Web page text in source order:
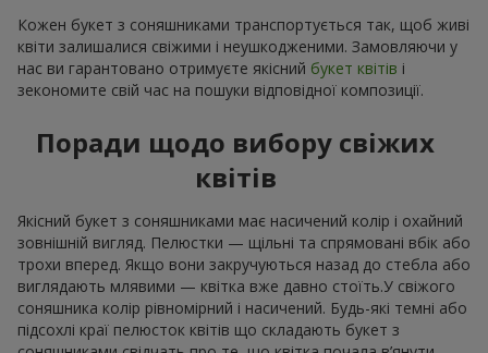
Кожен букет з соняшниками транспортується так, щоб живі
квіти залишалися свіжими і неушкодженими. Замовляючи у
нас ви гарантовано отримуєте якісний букет квітів і
зекономите свій час на пошуки відповідної композиції.
Поради щодо вибору свіжих
квітів
Якісний букет з соняшниками має насичений колір і охайний
зовнішній вигляд. Пелюстки — щільні та спрямовані вбік або
трохи вперед. Якщо вони закручуються назад до стебла або
виглядають млявими — квітка вже давно стоїть.У свіжого
соняшника колір рівномірний і насичений. Будь-які темні або
підсохлі краї пелюсток квітів що складають букет з